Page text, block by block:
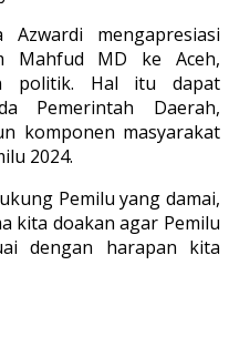
mengapresiasi
Mahfud MD ke Aceh,
politik. Hal itu dapat
Pemerintah Daerah,
komponen masyarakat
2024.
Pemilu yang damai,
kita doakan agar Pemilu
dengan harapan kita